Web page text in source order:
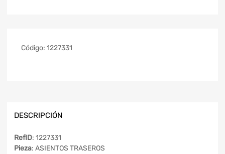
Código: 1227331
DESCRIPCIÓN
RefID: 1227331
Pieza: ASIENTOS TRASEROS